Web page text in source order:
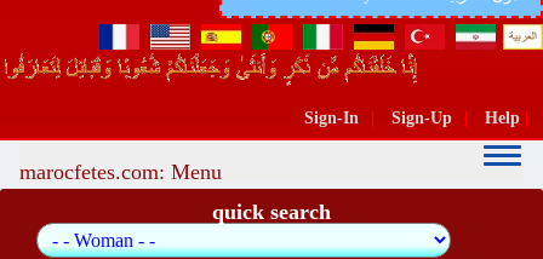
Sign-In Sign-Up Help
marocfetes.com: Menu
quick search